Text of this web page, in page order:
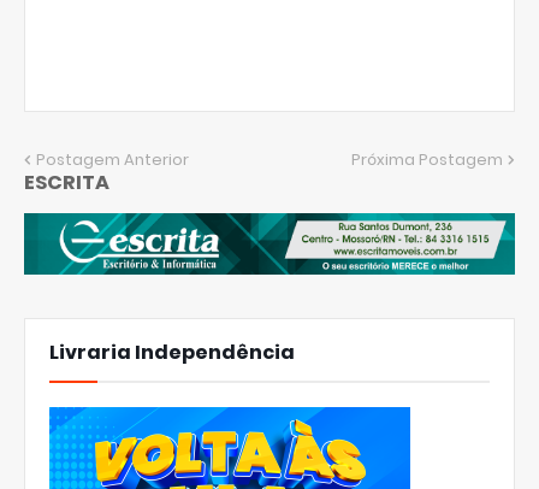
Postagem Anterior Próxima Postagem
ESCRITA
Livraria Independência